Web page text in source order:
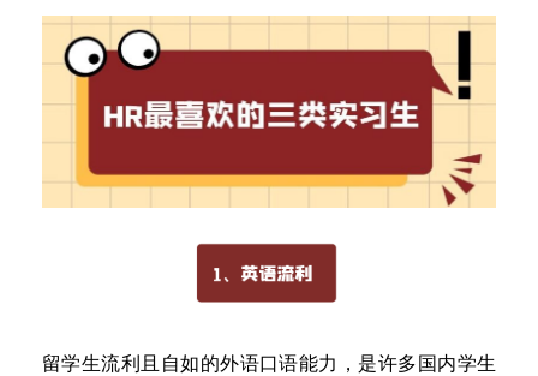
留学生流利且自如的外语口语能力 ， 是许多国内学生